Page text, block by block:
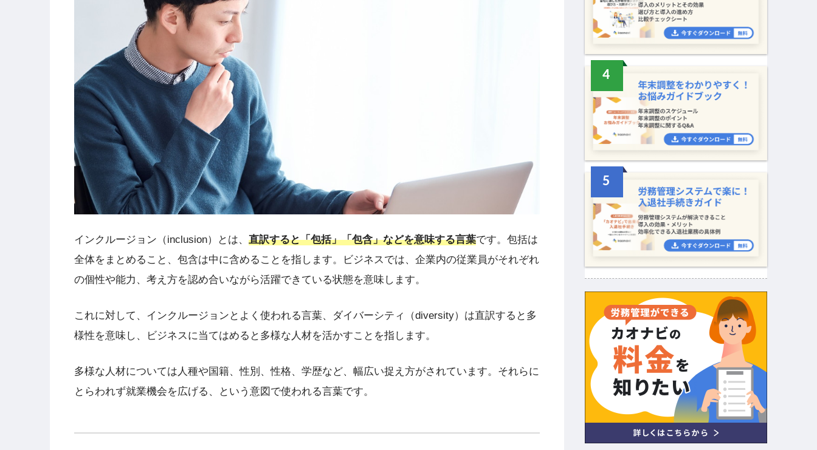
インクルージョン（inclusion）とは、 直訳すると「包括」「包含」などを意味する言葉です。包括は
全体をまとめること、包含は中に含めることを指します。ビジネスでは、企業内の従業員がそれぞれ
の個性や能力、考え方を認め合いながら活躍できている状態を意味します。
これに対して、インクルージョンとよく使われる言葉、ダイバーシティ（diversity）は直訳すると多
様性を意味し、ビジネスに当てはめると多様な人材を活かすことを指します。
多様な人材については人種や国籍、性別、性格、学歴など、幅広い捉え方がされています。それらに
とらわれず就業機会を広げる、という意図で使われる言葉です。